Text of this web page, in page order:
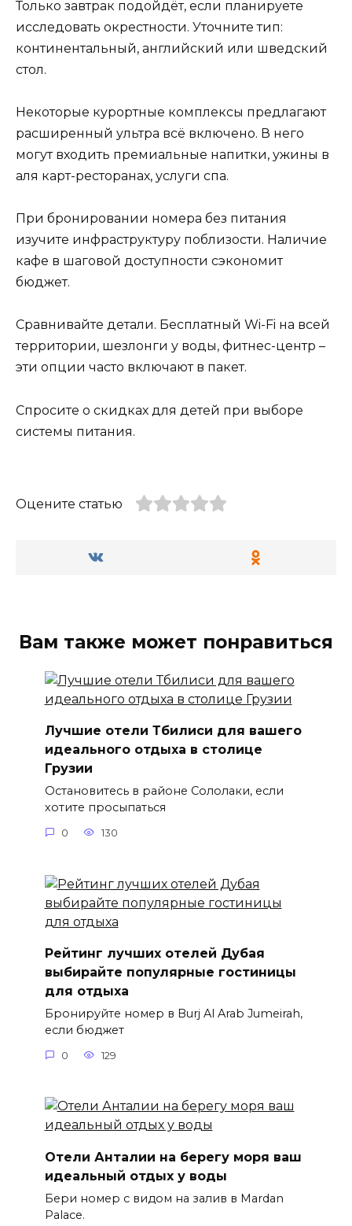
Только завтрак подойдёт, если планируете
исследовать окрестности. Уточните тип:
континентальный, английский или шведский
стол.
Некоторые курортные комплексы предлагают
расширенный ультра всё включено. В него
могут входить премиальные напитки, ужины в
аля карт-ресторанах, услуги спа.
При бронировании номера без питания
изучите инфраструктуру поблизости. Наличие
кафе в шаговой доступности сэкономит
бюджет.
Сравнивайте детали. Бесплатный Wi-Fi на всей
территории, шезлонги у воды, фитнес-центр –
эти опции часто включают в пакет.
Спросите о скидках для детей при выборе
системы питания.
Оцените статью
Вам также может понравиться
Лучшие отели Тбилиси для вашего
идеального отдыха в столице
Грузии
Остановитесь в районе Сололаки, если
хотите просыпаться
0 130
Рейтинг лучших отелей Дубая
выбирайте популярные гостиницы
для отдыха
Бронируйте номер в Burj Al Arab Jumeirah,
если бюджет
0 129
Отели Анталии на берегу моря ваш
идеальный отдых у воды
Бери номер с видом на залив в Mardan
Palace.